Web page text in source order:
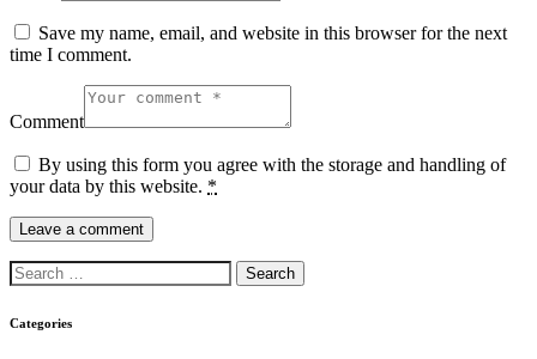
Save my name, email, and website in this browser for the next
time I comment.
Comment
By using this form you agree with the storage and handling of
your data by this website. *
Categories